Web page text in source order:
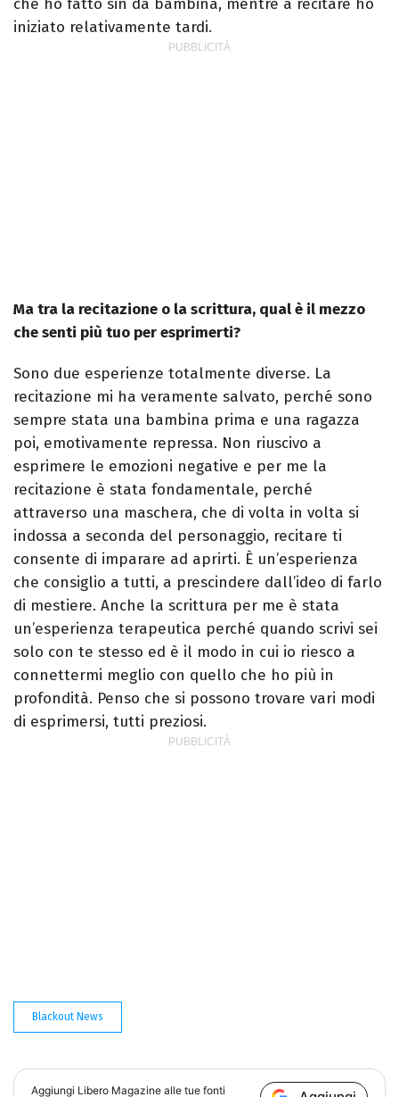
che ho fatto sin da bambina, mentre a recitare ho
iniziato relativamente tardi.
Ma tra la recitazione o la scrittura, qual è il mezzo
che senti più tuo per esprimerti?
Sono due esperienze totalmente diverse. La
recitazione mi ha veramente salvato, perché sono
sempre stata una bambina prima e una ragazza
poi, emotivamente repressa. Non riuscivo a
esprimere le emozioni negative e per me la
recitazione è stata fondamentale, perché
attraverso una maschera, che di volta in volta si
indossa a seconda del personaggio, recitare ti
consente di imparare ad aprirti. È un’esperienza
che consiglio a tutti, a prescindere dall’ideo di farlo
di mestiere. Anche la scrittura per me è stata
un’esperienza terapeutica perché quando scrivi sei
solo con te stesso ed è il modo in cui io riesco a
connettermi meglio con quello che ho più in
profondità. Penso che si possono trovare vari modi
di esprimersi, tutti preziosi.
Blackout News
Aggiungi Libero Magazine alle tue fonti